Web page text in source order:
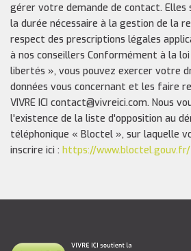
gérer votre demande de contact. Elles
la durée nécessaire à la gestion de la
respect des prescriptions légales
à nos conseillers Conformément à la
libertés », vous pouvez exercer votre
données vous concernant et les faire
VIVRE ICI contact@vivreici.com. Nous
l'existence de la liste d'opposition au
téléphonique « Bloctel », sur laquelle
inscrire ici : https://www.bloctel.gouv.fr/